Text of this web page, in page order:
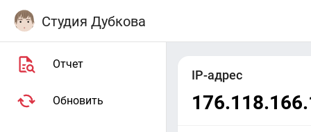
Студия Дубкова
Отчет
Обновить
IP-адрес